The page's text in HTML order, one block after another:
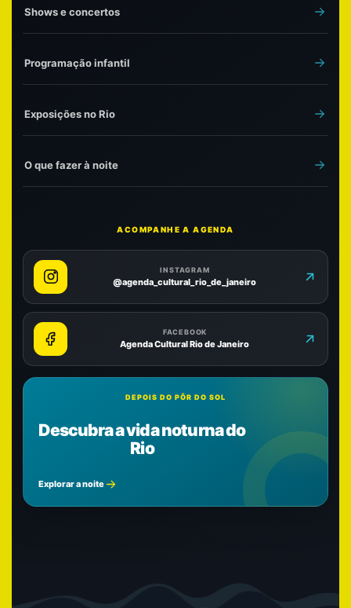
Shows e concertos
Programação infantil
Exposições no Rio
O que fazer à noite
ACOMPANHE A AGENDA
INSTAGRAM
@agenda_cultural_rio_de_janeiro
FACEBOOK
Agenda Cultural Rio de Janeiro
DEPOIS DO PÔR DO SOL
Descubra a vida noturna do
Rio
Explorar a noite